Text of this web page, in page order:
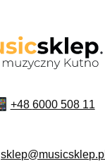
+48 6000 508 11
sklep@musicsklep.pl